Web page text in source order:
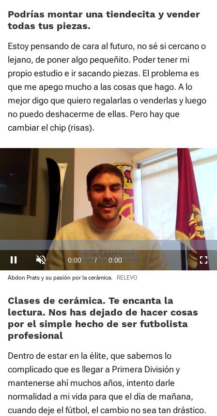
Podrías montar una tiendecita y vender
todas tus piezas.
Estoy pensando de cara al futuro, no sé si cercano o
lejano, de poner algo pequeñito. Poder tener mi
propio estudio e ir sacando piezas. El problema es
que me apego mucho a las cosas que hago. A lo
mejor digo que quiero regalarlas o venderlas y luego
no puedo deshacerme de ellas. Pero hay que
cambiar el chip (risas).
Video
Player
is
loading.
Pausa Unmute Current
Time
0:00 / Duration
1:29
:
Abdon Prats y su pasión por la cerámica. RELEVO
Clases de cerámica. Te encanta la
lectura. Nos has dejado de hacer cosas
por el simple hecho de ser futbolista
profesional
Dentro de estar en la élite, que sabemos lo
complicado que es llegar a Primera División y
mantenerse ahí muchos años, intento darle
normalidad a mi vida para que el día de mañana,
cuando deje el fútbol, el cambio no sea tan drástico.